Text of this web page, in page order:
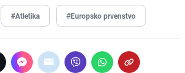
#Atletika #Europsko prvenstvo